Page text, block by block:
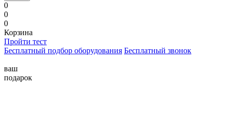
0
0
0
Корзина
Пройти тест
Бесплатный подбор оборудования Бесплатный звонок
ваш
подарок